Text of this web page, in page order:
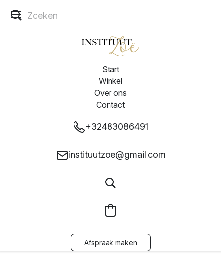
Start
Winkel
Over ons
Contact
+32483086491
instituutzoe@gmail.com
Afspraak maken